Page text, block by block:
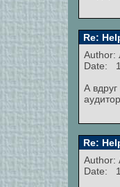
Re:
Author:
Date:
А
Re:
Author:
Date: